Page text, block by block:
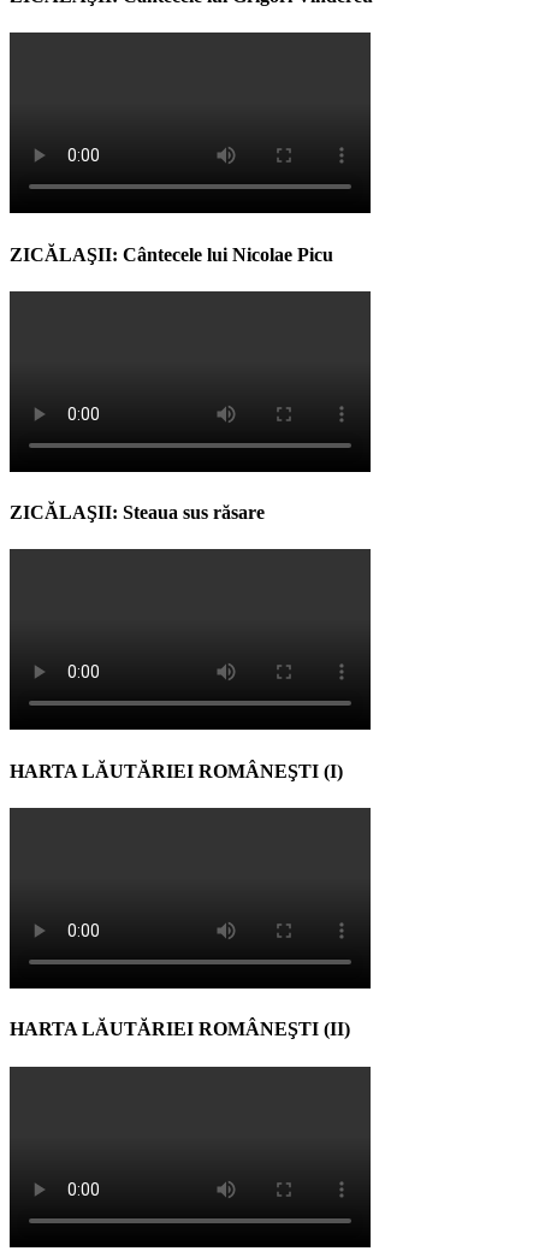
ZICĂLAŞII: Cântecele lui Nicolae Picu
ZICĂLAŞII: Steaua sus răsare
HARTA LĂUTĂRIEI ROMÂNEŞTI (I)
HARTA LĂUTĂRIEI ROMÂNEŞTI (II)